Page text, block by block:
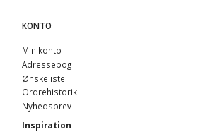
KONTO
Min konto
Adressebog
Ønskeliste
Ordrehistorik
Nyhedsbrev
Inspiration